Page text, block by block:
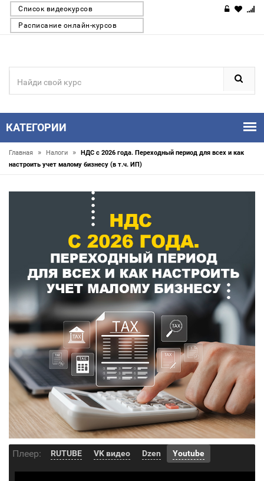
Список видеокурсов
Расписание онлайн-курсов
КАТЕГОРИИ
Главная » Налоги »
НДС с 2026 года. Переходный период для всех и как
настроить учет малому бизнесу (в т.ч. ИП)
Плеер: RUTUBE VK видео Dzen Youtube